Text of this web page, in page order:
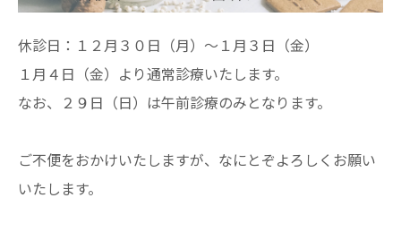
休診日：１２月３０日（月）～１月３日（金）
１月４日（金）より通常診療いたします。
なお、２９日（日）は午前診療のみとなります。
ご不便をおかけいたしますが、なにとぞよろしくお願い
いたします。